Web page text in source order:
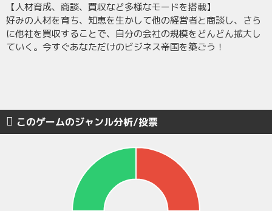
【人材育成、商談、買収など多様なモードを搭載】
好みの人材を育ち、知恵を生かして他の経営者と商談し、さら
に他社を買収することで、自分の会社の規模をどんどん拡大し
ていく。今すぐあなただけのビジネス帝国を築ごう！
このゲームのジャンル分析/投票